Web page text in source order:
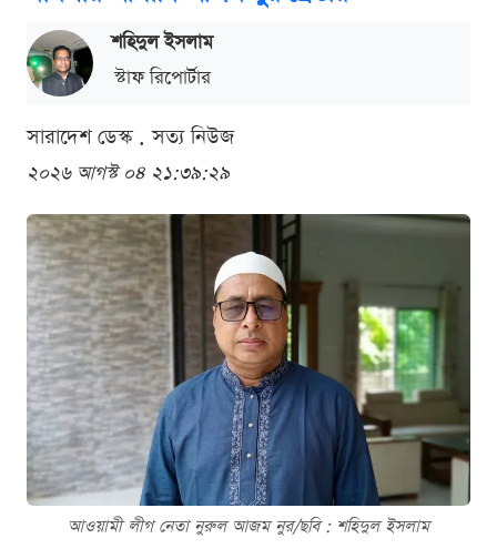
শ‌হিদুল ইসলাম
স্টাফ রিপোর্টার
সারাদেশ ডেস্ক . সত্য নিউজ
২০২৬ আগস্ট ০৪ ২১:৩৯:২৯
আওয়ামী লীগ নেতা নুরুল আজম নুর/ছবি : শ‌হিদুল ইসলাম